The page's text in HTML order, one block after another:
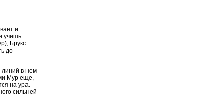
и
учишь
Брукс
до
в нем
Мур еще,
на ура.
сильней